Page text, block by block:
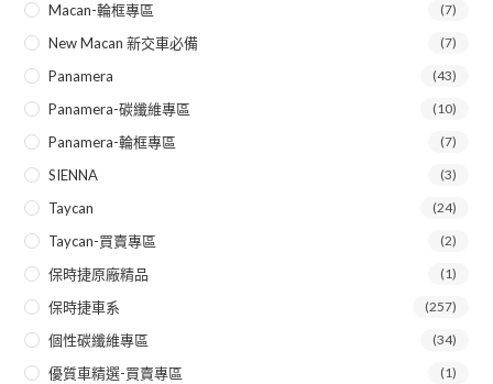
Macan-輪框專區 (7)
New Macan 新交車必備 (7)
Panamera (43)
Panamera-碳纖維專區 (10)
Panamera-輪框專區 (7)
SIENNA (3)
Taycan (24)
Taycan-買賣專區 (2)
保時捷原廠精品 (1)
保時捷車系 (257)
個性碳纖維專區 (34)
優質車精選-買賣專區 (1)